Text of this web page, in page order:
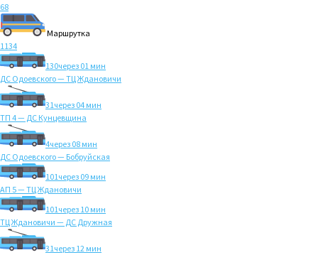
68
Маршрутка
1134
130через 01 мин
ДС Одоевского — ТЦ Ждановичи
31через 04 мин
ТП 4 — ДС Кунцевщина
4через 08 мин
ДС Одоевского — Бобруйская
101через 09 мин
АП 5 — ТЦ Ждановичи
101через 10 мин
ТЦ Ждановичи — ДС Дружная
31через 12 мин